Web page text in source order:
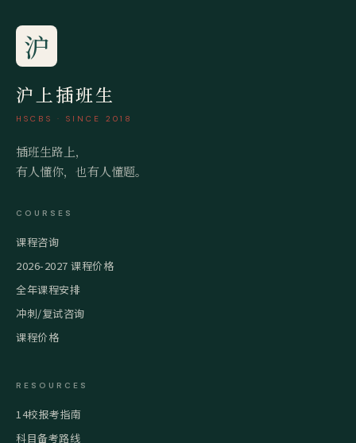
沪
沪上插班生
HSCBS · SINCE 2018
插班生路上，
有人懂你，也有人懂题。
COURSES
课程咨询
2026-2027 课程价格
全年课程安排
冲刺/复试咨询
课程价格
RESOURCES
14校报考指南
科目备考路线